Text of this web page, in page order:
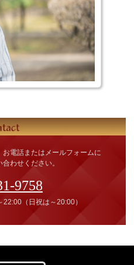
電話またはメールフォームに
わせください。
9758
22:00（日祝は～20:00）